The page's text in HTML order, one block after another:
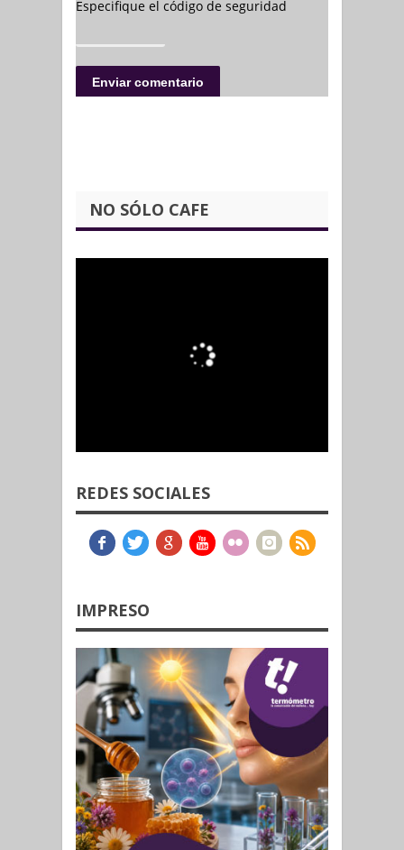
NO SÓLO CAFE
REDES SOCIALES
IMPRESO